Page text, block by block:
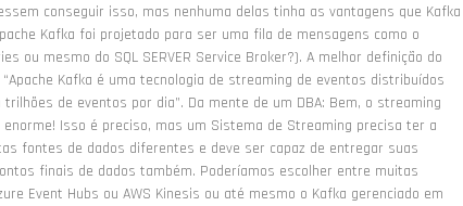
conseguir isso, mas nenhuma delas tinha as vantagens que Kafka
Kafka foi projetado para ser uma fila de mensagens como o
ou mesmo do SQL SERVER Service Broker?). A melhor definição do
Kafka é uma tecnologia de streaming de eventos distribuídos
de eventos por dia”. Da mente de um DBA: Bem, o streaming
Isso é preciso, mas um Sistema de Streaming precisa ter a
fontes de dados diferentes e deve ser capaz de entregar suas
finais de dados também. Poderíamos escolher entre muitas
Event Hubs ou AWS Kinesis ou até mesmo o Kafka gerenciado em